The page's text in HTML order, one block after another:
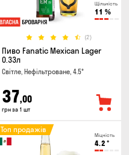
Щільність
11 %
(2)
Пиво Fanatic Mexican Lager
0.33л
Світле, Нефільтроване, 4.5°
37,00
грн за 1 шт
Міцність
4.2 °
Топ продажів